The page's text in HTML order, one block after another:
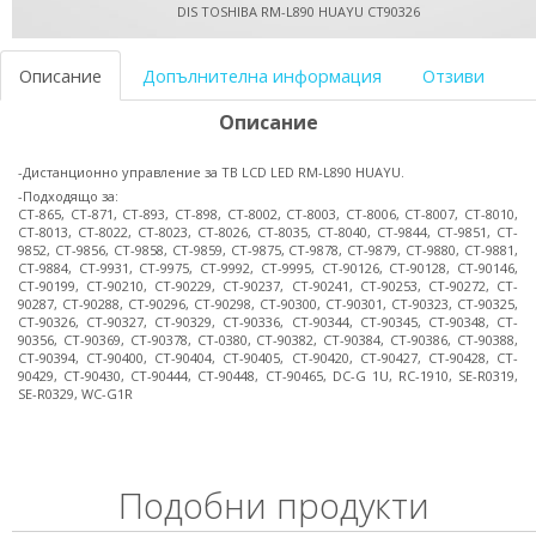
DIS TOSHIBA RM-L890 HUAYU CT90326
Описание Допълнителна информация Отзиви
Описание
-Дистанционно управление за ТВ LCD LED RM-L890 HUAYU.
-Подходящо за:
CT-865, CT-871, CT-893, CT-898, CT-8002, CT-8003, CT-8006, CT-8007, CT-8010,
CT-8013, CT-8022, CT-8023, CT-8026, CT-8035, CT-8040, CT-9844, CT-9851, CT-
9852, CT-9856, CT-9858, CT-9859, CT-9875, CT-9878, CT-9879, CT-9880, CT-9881,
CT-9884, CT-9931, CT-9975, CT-9992, CT-9995, CT-90126, CT-90128, CT-90146,
CT-90199, CT-90210, CT-90229, CT-90237, CT-90241, CT-90253, CT-90272, CT-
90287, CT-90288, CT-90296, CT-90298, CT-90300, CT-90301, CT-90323, CT-90325,
CT-90326, CT-90327, CT-90329, CT-90336, CT-90344, CT-90345, CT-90348, CT-
90356, CT-90369, CT-90378, CT-0380, CT-90382, CT-90384, CT-90386, CT-90388,
CT-90394, CT-90400, CT-90404, CT-90405, CT-90420, CT-90427, CT-90428, CT-
90429, CT-90430, CT-90444, CT-90448, CT-90465, DC-G 1U, RC-1910, SE-R0319,
SE-R0329, WC-G1R
Подобни продукти